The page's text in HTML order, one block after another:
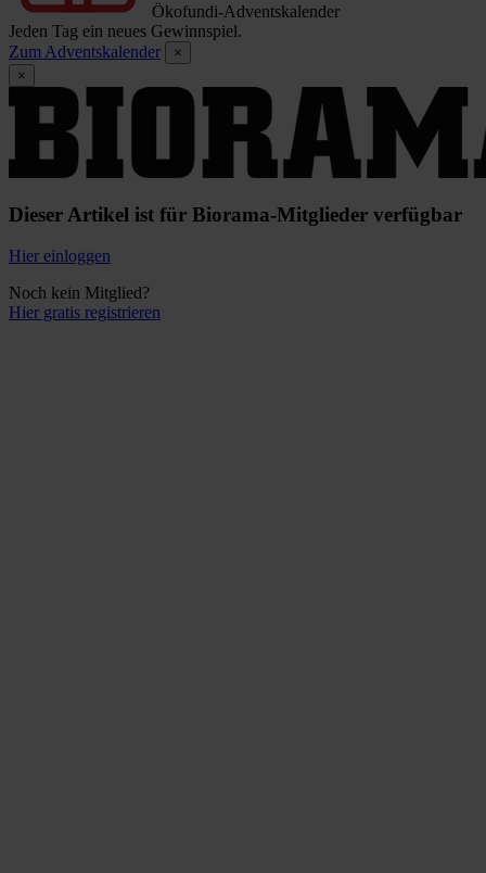
Ökofundi-Adventskalender
Jeden Tag ein neues Gewinnspiel.
Zum Adventskalender
×
×
Dieser Artikel ist für Biorama-Mitglieder verfügbar
Hier einloggen
Noch kein Mitglied?
Hier gratis registrieren